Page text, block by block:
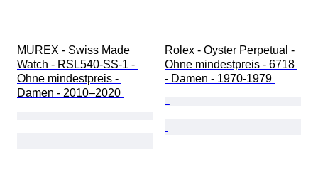
MUREX - Swiss Made
Watch - RSL540-SS-1 -
Ohne mindestpreis -
Damen - 2010–2020
Rolex - Oyster Perpetual -
Ohne mindestpreis - 6718
- Damen - 1970-1979